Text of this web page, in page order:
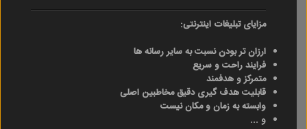
مزایای تبلیغات اینترنتی:
ارزان تر بودن نسبت به سایر رسانه ها
فرایند راحت و سریع
متمرکز و هدفمند
قابلیت هدف گیری دقیق مخاطبین اصلی
وابسته به زمان و مکان نیست
و ...